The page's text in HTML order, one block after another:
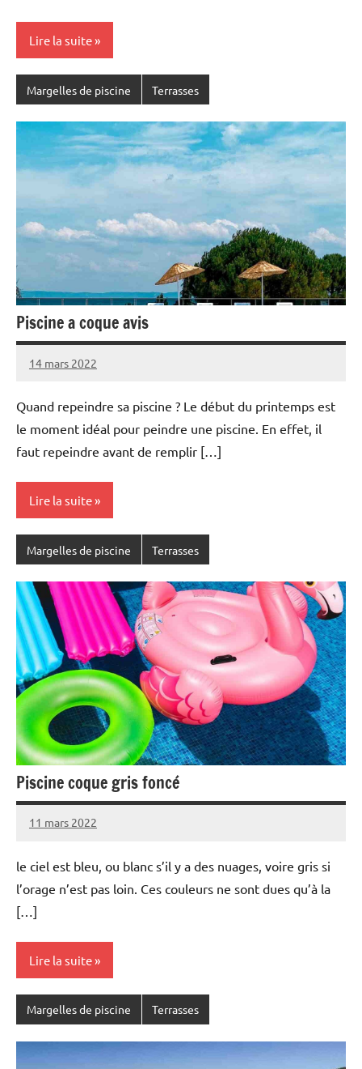
Lire la suite
Margelles de piscine Terrasses
Piscine a coque avis
14 mars 2022
Quand repeindre sa piscine ? Le début du printemps est
le moment idéal pour peindre une piscine. En effet, il
faut repeindre avant de remplir […]
Lire la suite
Margelles de piscine Terrasses
Piscine coque gris foncé
11 mars 2022
le ciel est bleu, ou blanc s’il y a des nuages, voire gris si
l’orage n’est pas loin. Ces couleurs ne sont dues qu’à la
[…]
Lire la suite
Margelles de piscine Terrasses